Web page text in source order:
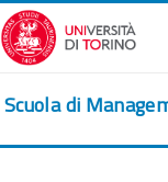
Перейти к
Scuola di